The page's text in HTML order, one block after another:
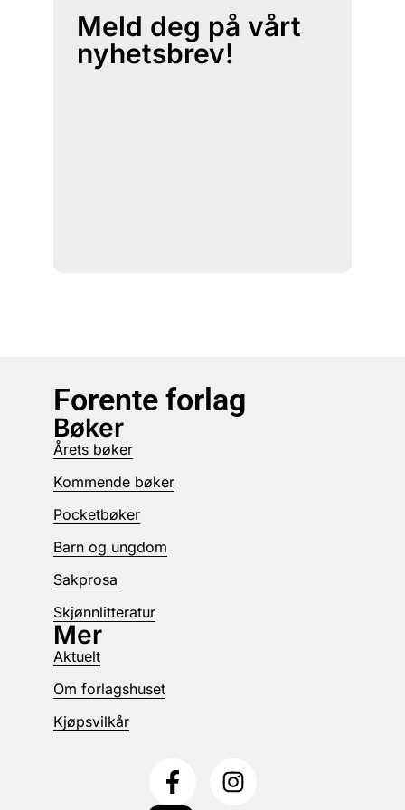
Meld deg på vårt
nyhetsbrev!
Forente forlag
Bøker
Årets bøker
Kommende bøker
Pocketbøker
Barn og ungdom
Sakprosa
Skjønnlitteratur
Mer
Aktuelt
Om forlagshuset
Kjøpsvilkår